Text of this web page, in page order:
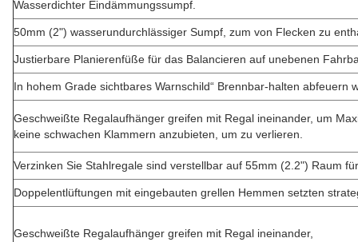
Wasserdichter Eindämmungssumpf.
50mm (2") wasserundurchlässiger Sumpf, zum von Flecken zu
Justierbare Planierenfüße für das Balancieren auf unebenen
In hohem Grade sichtbares Warnschild“ Brennbar-halten abfeuern
Geschweißte Regalaufhänger greifen mit Regal ineinander, um
keine schwachen Klammern anzubieten, um zu verlieren.
Verzinken Sie Stahlregale sind verstellbar auf 55mm (2.2") Raum
Doppelentlüftungen mit eingebauten grellen Hemmen setzten
Geschweißte Regalaufhänger greifen mit Regal ineinander,